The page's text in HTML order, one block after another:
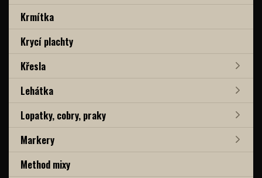
Krmítka
Krycí plachty
Křesla
Lehátka
Lopatky, cobry, praky
Markery
Method mixy